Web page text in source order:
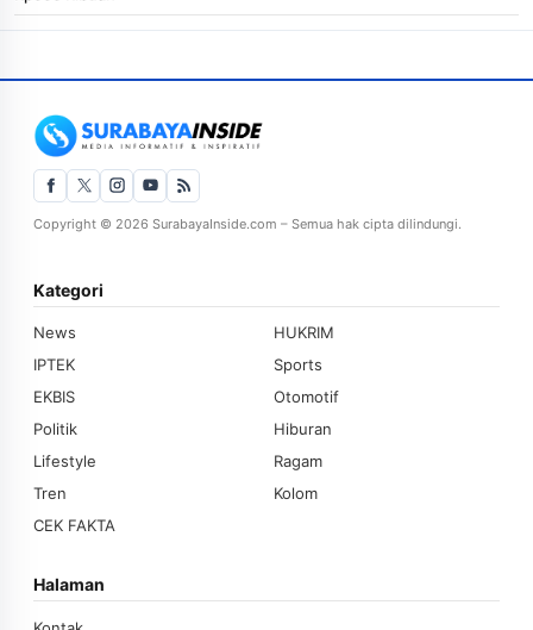
Copyright © 2026 SurabayaInside.com – Semua hak cipta dilindungi.
Kategori
News
HUKRIM
IPTEK
Sports
EKBIS
Otomotif
Politik
Hiburan
Lifestyle
Ragam
Tren
Kolom
CEK FAKTA
Halaman